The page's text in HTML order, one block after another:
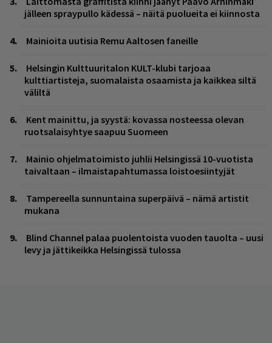
jälleen spraypullo kädessä – näitä puolueita ei kiinnosta
Mainioita uutisia Remu Aaltosen faneille
Helsingin Kulttuuritalon KULT-klubi tarjoaa
kulttiartisteja, suomalaista osaamista ja kaikkea siltä
väliltä
Kent mainittu, ja syystä: kovassa nosteessa olevan
ruotsalaisyhtye saapuu Suomeen
Mainio ohjelmatoimisto juhlii Helsingissä 10-vuotista
taivaltaan – ilmaistapahtumassa loistoesiintyjät
Tampereella sunnuntaina superpäivä – nämä artistit
mukana
Blind Channel palaa puolentoista vuoden tauolta – uusi
levy ja jättikeikka Helsingissä tulossa